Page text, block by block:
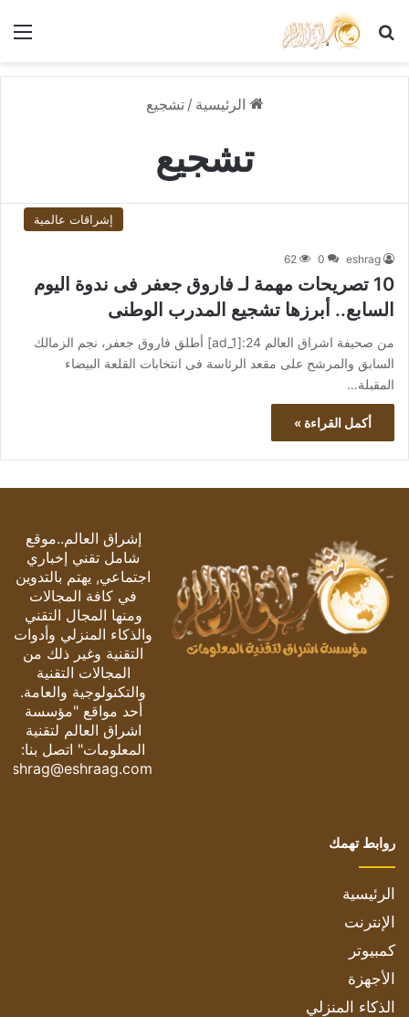
بحث عن
الرئيسية / تشجيع
تشجيع
إشراقات عالمية
eshrag
0
62
10 تصريحات مهمة لـ فاروق جعفر فى ندوة اليوم
السابع.. أبرزها تشجيع المدرب الوطنى
من صحيفة اشراق العالم 24:[ad_1] أطلق فاروق جعفر، نجم الزمالك
السابق والمرشح على مقعد الرئاسة فى انتخابات القلعة البيضاء
المقبلة…
أكمل القراءة »
إشراق العالم..موقع
شامل تقني إخباري
اجتماعي, يهتم بالتدوين
في كافة المجالات
ومنها المجال التقني
والذكاء المنزلي وأدوات
التقنية وغير ذلك من
المجالات التقنية
والتكنولوجية والعامة.
أحد مواقع "مؤسسة
اشراق العالم لتقنية
المعلومات" اتصل بنا:
eshrag@eshraag.com
روابط تهمك
الرئيسية
الإنترنت
كمبيوتر
الأجهزة
الذكاء المنزلي